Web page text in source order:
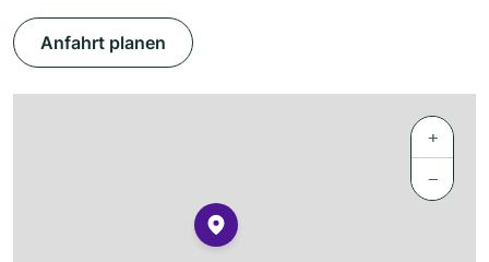
Anfahrt planen
+
−